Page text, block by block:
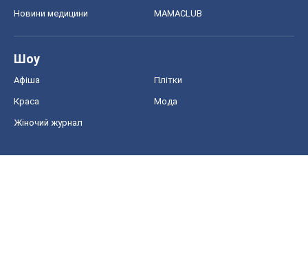
Новини медицини MAMACLUB
Шоу
Афіша Плітки
Краса Мода
Жіночий журнал